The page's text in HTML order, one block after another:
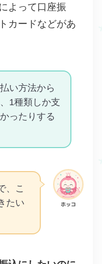
よって口座振
カードなどがあ
い方法から
1種類しか支
ったりする
ホッコ
、こ
たい